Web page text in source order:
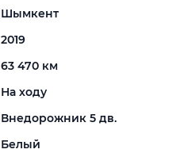
Шымкент
2019
63 470 км
На ходу
Внедорожник 5 дв.
Белый